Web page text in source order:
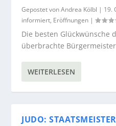
Gepostet vonAndrea Kölbl | 19.
informiert, Eröffnungen |
Die besten Glückwünsche
überbrachte
WEITERLESEN
JUDO: